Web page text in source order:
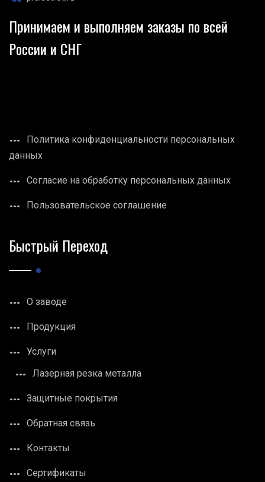
Принимаем и выполняем заказы по всей
России и СНГ
Политика конфиденциальности персональных
данных
Согласие на обработку персональных данных
Пользовательское соглашение
Быстрый Переход
О заводе
Продукция
Услуги
Лазерная резка металла
Защитные покрытия
Обратная связь
Контакты
Сертификаты